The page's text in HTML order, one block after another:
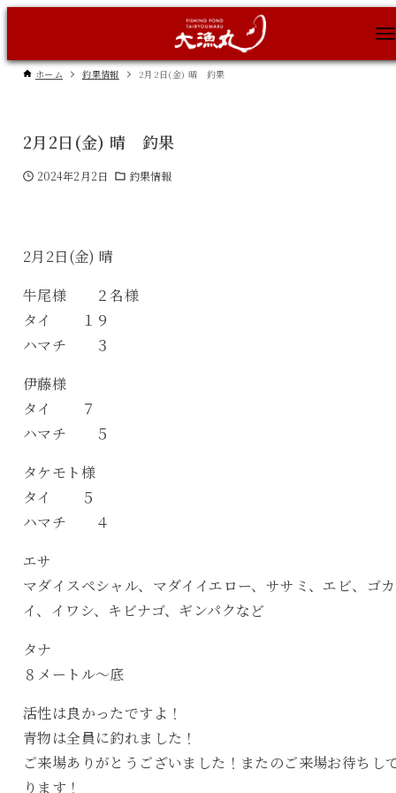
ホーム 釣果情報 2月2日(金) 晴 釣果
2月2日(金) 晴 釣果
2024年2月2日 釣果情報
2月2日(金) 晴
牛尾様 ２名様
タイ １９
ハマチ ３
伊藤様
タイ ７
ハマチ ５
タケモト様
タイ ５
ハマチ ４
エサ
マダイスペシャル、マダイイエロー、ササミ、エビ、ゴカ
イ、イワシ、キビナゴ、ギンパクなど
タナ
８メートル〜底
活性は良かったですよ！
青物は全員に釣れました！
ご来場ありがとうございました！またのご来場お待ちし
ります！